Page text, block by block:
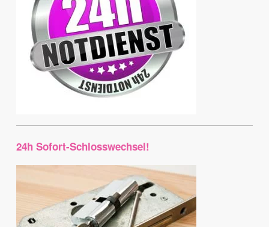
24h Sofort-Schlosswechsel!